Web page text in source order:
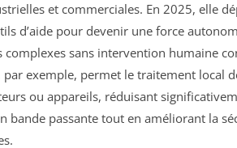
et commerciales. En 2025, elle
d’aide pour devenir une force
complexes sans intervention humaine
par exemple, permet le traitement local
ou appareils, réduisant
bande passante tout en améliorant la